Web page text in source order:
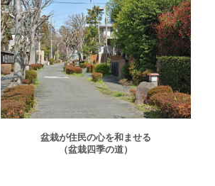
盆栽が住民の心を和ませる
（盆栽四季の道）